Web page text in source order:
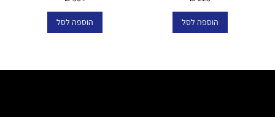
הוספה לסל הוספה לסל